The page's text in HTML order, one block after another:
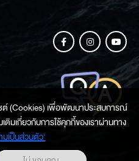
ช่องทางการสอบถามข้อมูล
ซต์ (Cookies) เพื่อพัฒนาประสบการณ์
มเกี่ยวกับการใช้คุกกี้ของเราผ่านทาง
มเป็นส่วนตัว'